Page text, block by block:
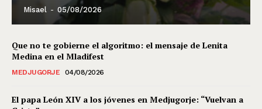
Misael - 05/08/2026
Que no te gobierne el algoritmo: el mensaje de Lenita
Medina en el Mladifest
MEDJUGORJE 04/08/2026
El papa León XIV a los jóvenes en Medjugorje: “Vuelvan a